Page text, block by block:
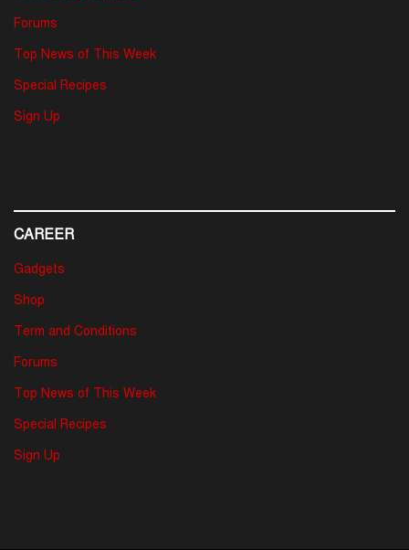
Forums
Top News of This Week
Special Recipes
Sign Up
CAREER
Gadgets
Shop
Term and Conditions
Forums
Top News of This Week
Special Recipes
Sign Up